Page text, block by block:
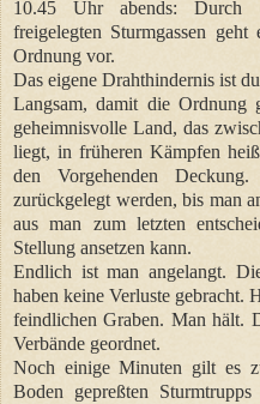
10.45 Uhr abends: Durch
freigelegten Sturmgassen
Ordnung vor.
Das eigene Drahthindernis ist
Langsam, damit die Ordnung
geheimnisvolle Land, das
liegt, in früheren Kämpfen
den Vorgehenden
zurückgelegt werden, bis man
aus man zum letzten
Stellung ansetzen kann.
Endlich ist man angelangt.
haben keine Verluste gebracht.
feindlichen Graben. Man hält.
Verbände geordnet.
Noch einige Minuten gilt es
Boden gepreßten